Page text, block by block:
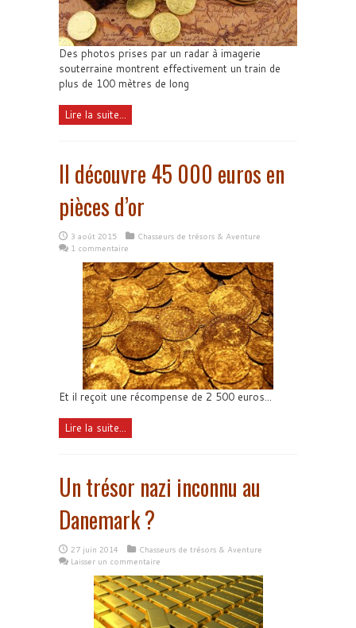
Des photos prises par un radar à imagerie
souterraine montrent effectivement un train de
plus de 100 mètres de long
Lire la suite...
Il découvre 45 000 euros en
pièces d’or
3 août 2015
Chasseurs de trésors & Aventure
1 commentaire
Et il reçoit une récompense de 2 500 euros...
Lire la suite...
Un trésor nazi inconnu au
Danemark ?
27 juin 2014
Chasseurs de trésors & Aventure
Laisser un commentaire